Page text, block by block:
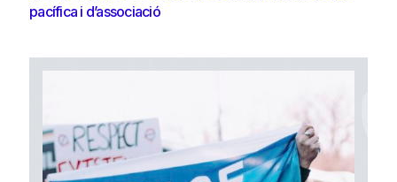
pacífica i d’associació